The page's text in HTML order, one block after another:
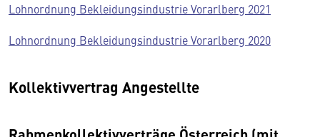
Lohnordnung Bekleidungsindustrie Vorarlberg 2021
Lohnordnung Bekleidungsindustrie Vorarlberg 2020
Kollektivvertrag Angestellte